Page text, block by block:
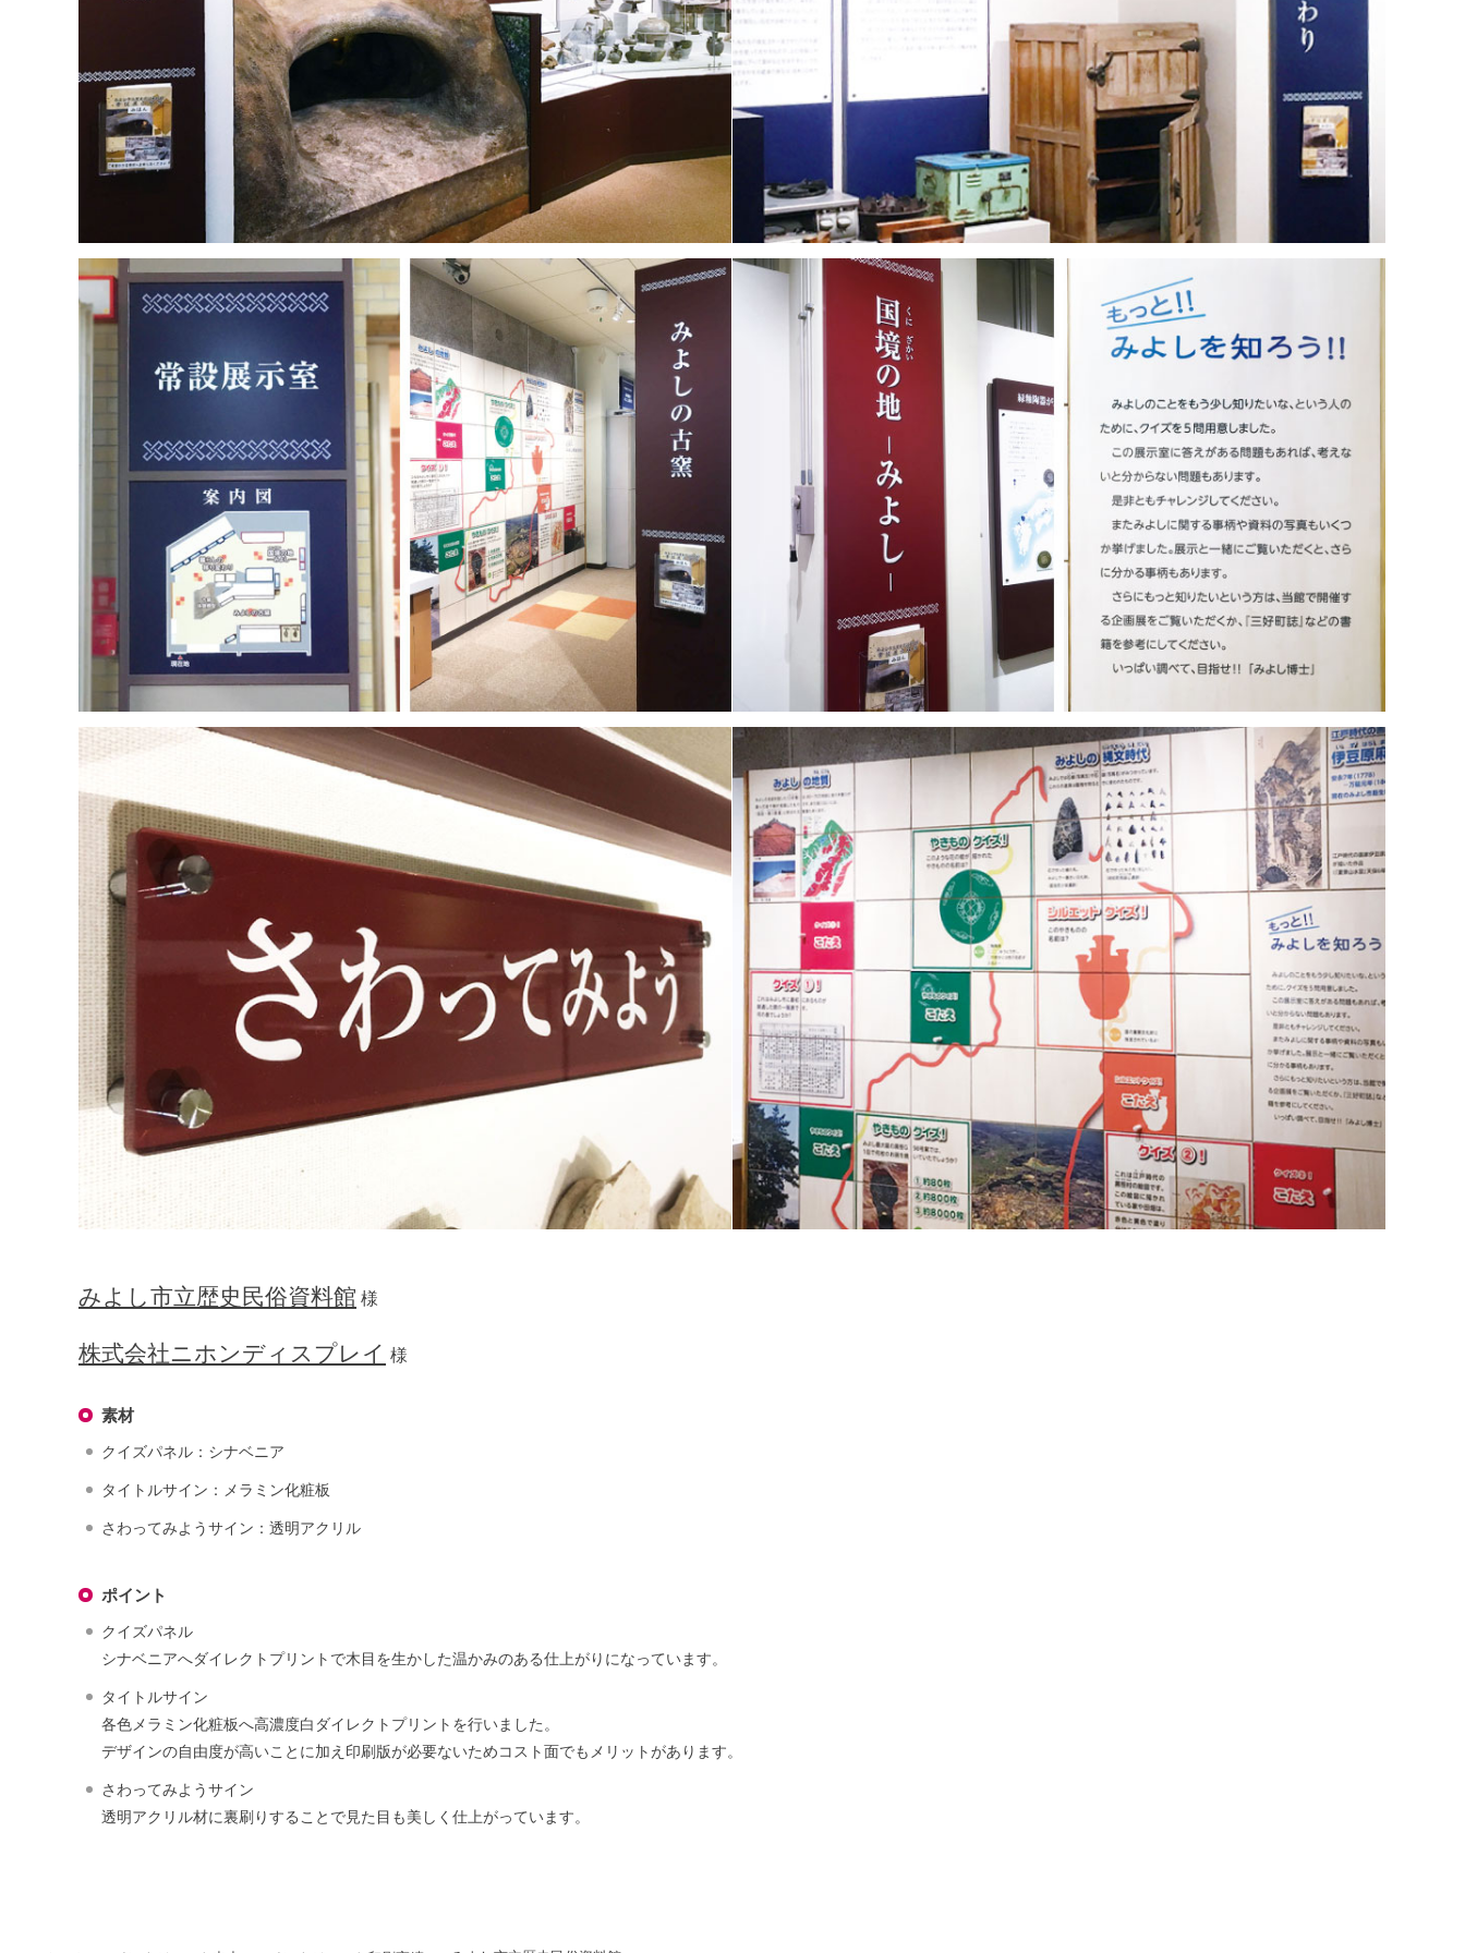
みよし市立歴史民俗資料館 様
株式会社ニホンディスプレイ 様
素材
クイズパネル：シナベニア
タイトルサイン：メラミン化粧板
さわってみようサイン：透明アクリル
ポイント
クイズパネル
シナベニアへダイレクトプリントで木目を生かした温かみのある仕上がりになっています。
タイトルサイン
各色メラミン化粧板へ高濃度白ダイレクトプリントを行いました。
デザインの自由度が高いことに加え印刷版が必要ないためコスト面でもメリットがあります。
さわってみようサイン
透明アクリル材に裏刷りすることで見た目も美しく仕上がっています。